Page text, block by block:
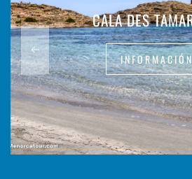
CALA DES
INFORMACIÓN